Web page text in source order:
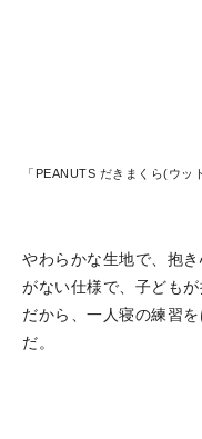
「PEANUTS だきまくら(ウッ
やわらかな生地で、抱
がない仕様で、子ども
だから、一人寝の練習
だ。